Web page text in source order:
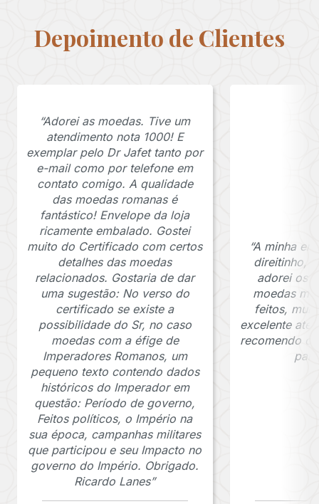
Depoimento de Clientes
“Adorei as moedas. Tive um
atendimento nota 1000! E
exemplar pelo Dr Jafet tanto por
e-mail como por telefone em
contato comigo. A qualidade
das moedas romanas é
fantástico! Envelope da loja
ricamente embalado. Gostei
muito do Certificado com certos
detalhes das moedas
relacionados. Gostaria de dar
uma sugestão: No verso do
certificado se existe a
possibilidade do Sr, no caso
moedas com a éfige de
Imperadores Romanos, um
pequeno texto contendo dados
históricos do Imperador em
questão: Período de governo,
Feitos políticos, o Império na
sua época, campanhas militares
que participou e seu Impacto no
governo do Império. Obrigado.
Ricardo Lanes”
“A minha
direitinho,
adorei os
moedas
feitos,
excelente
recomendo o